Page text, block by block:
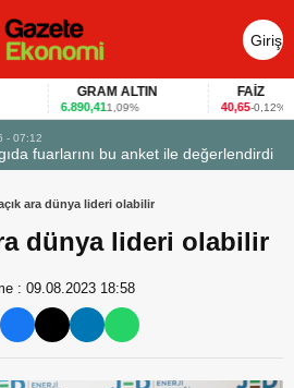
Giriş
Yap
GRAM ALTIN
6.890,411,09% -0,12%
bu anket ile değerlendirdi
ara dünya lideri olabilir
dünya lideri olabilir
: 09.08.2023 18:58